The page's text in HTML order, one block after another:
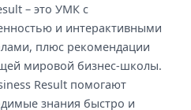
– это УМК с
и интерактивными
плюс рекомендации
мировой бизнес-школы.
Result помогают
знания быстро и